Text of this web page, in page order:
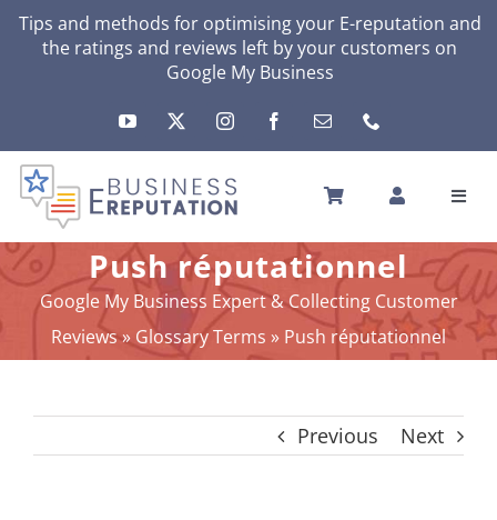
SkipTips and methods for optimising your E-reputation and
the ratings and reviews left by your customers on
Google My Business
HOME
YOUR E-REPUTATION
YOUR ACTIVITY
MY SERVICES
Push réputationnel
Google My Business Expert & Collecting Customer
Reviews» Glossary Terms » Push réputationnel
Previous Next